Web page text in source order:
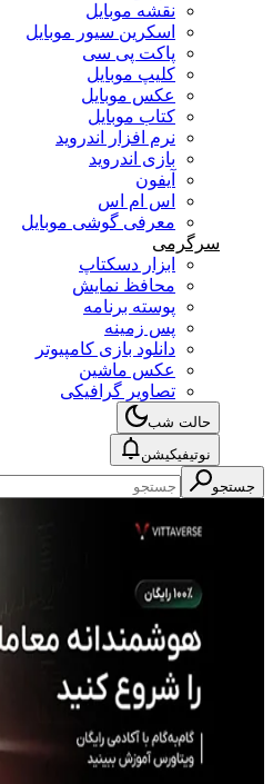
نقشه موبایل
اسکرین سیور موبایل
پاکت پی سی
کلیپ موبایل
عکس موبایل
کتاب موبایل
نرم افزار اندروید
بازی اندروید
آیفون
اس ام اس
معرفی گوشی موبایل
سرگرمی
ابزار دسکتاپ
محافظ نمایش
پوسته برنامه
پس زمینه
دانلود بازی کامپیوتر
عکس ماشین
تصاویر گرافیکی
حالت شب
نوتیفیکیشن